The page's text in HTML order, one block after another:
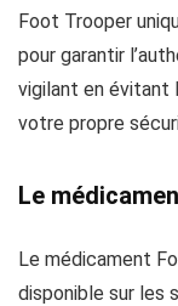
Foot Trooper
pour garantir
vigilant en évitant
votre propre
Le
Le médicament
disponible sur les